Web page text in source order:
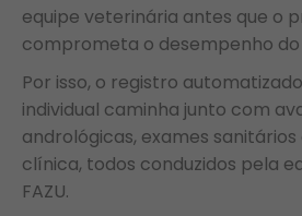
equipe veterinária antes que o
comprometa o desempenho
Por isso, o registro
individual caminha junto com
andrológicas, exames
clínica, todos conduzidos pela
FAZU.